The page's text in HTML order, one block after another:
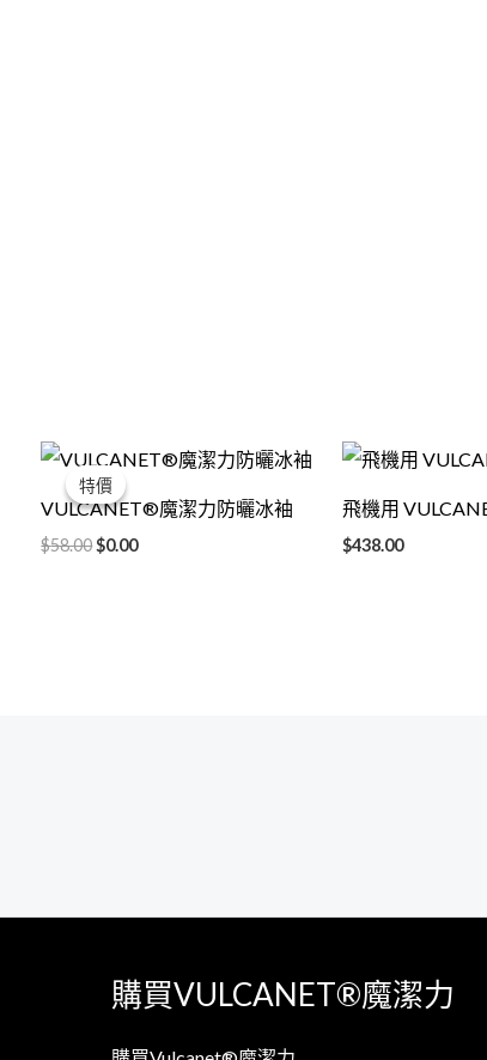
特價
特價
VULCANET®魔潔力防曬冰袖
$58.00
原
始
價
格：
$58.00。
$0.00
目
前
格：
$0.00。
飛機用
$438.00
購買VULCANET®魔潔力